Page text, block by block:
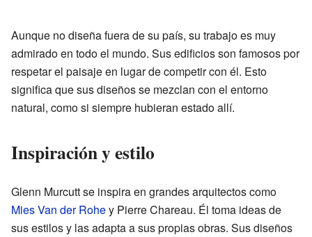
Aunque no diseña fuera de su país, su trabajo es muy
admirado en todo el mundo. Sus edificios son famosos por
respetar el paisaje en lugar de competir con él. Esto
significa que sus diseños se mezclan con el entorno
natural, como si siempre hubieran estado allí.
Inspiración y estilo
Glenn Murcutt se inspira en grandes arquitectos como
Mies Van der Rohey Pierre Chareau. Él toma ideas de
sus estilos y las adapta a sus propias obras. Sus diseños